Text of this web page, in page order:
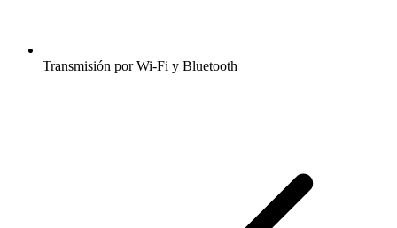
Transmisión por Wi-Fi y Bluetooth